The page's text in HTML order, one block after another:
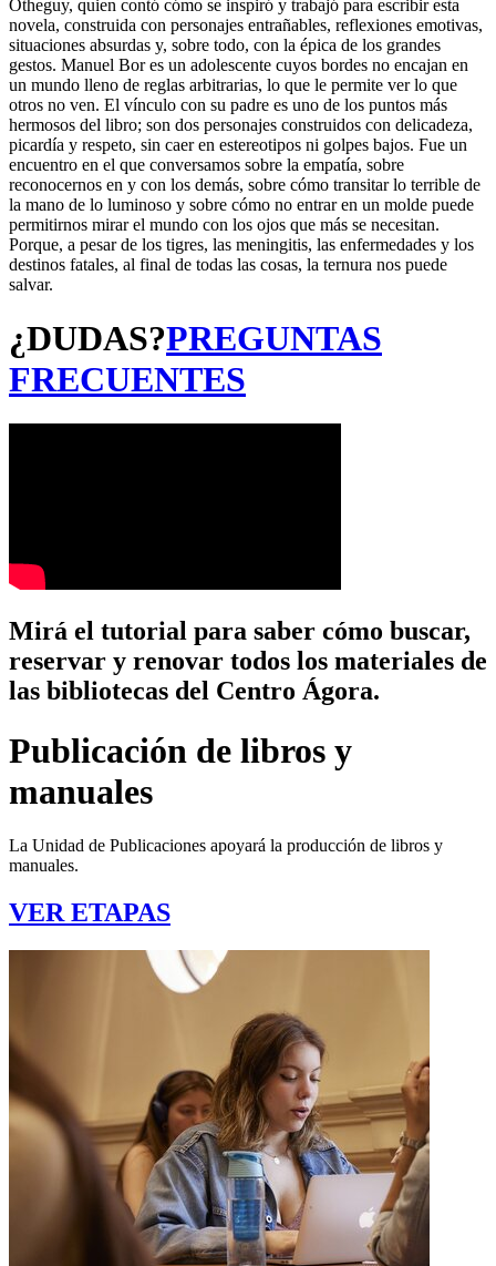
Otheguy, quien contó cómo se inspiró y trabajó para escribir esta
novela, construida con personajes entrañables, reflexiones emotivas,
situaciones absurdas y, sobre todo, con la épica de los grandes
gestos. Manuel Bor es un adolescente cuyos bordes no encajan en
un mundo lleno de reglas arbitrarias, lo que le permite ver lo que
otros no ven. El vínculo con su padre es uno de los puntos más
hermosos del libro; son dos personajes construidos con delicadeza,
picardía y respeto, sin caer en estereotipos ni golpes bajos. Fue un
encuentro en el que conversamos sobre la empatía, sobre
reconocernos en y con los demás, sobre cómo transitar lo terrible de
la mano de lo luminoso y sobre cómo no entrar en un molde puede
permitirnos mirar el mundo con los ojos que más se necesitan.
Porque, a pesar de los tigres, las meningitis, las enfermedades y los
destinos fatales, al final de todas las cosas, la ternura nos puede
salvar.
¿DUDAS?PREGUNTAS
FRECUENTES
Mirá el tutorial para saber cómo buscar,
reservar y renovar todos los materiales de
las bibliotecas del Centro Ágora.
Publicación de libros y
manuales
La Unidad de Publicaciones apoyará la producción de libros y
manuales.
VER ETAPAS